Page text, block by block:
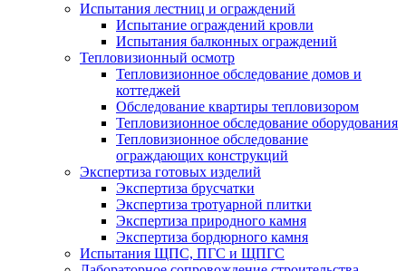
Испытания лестниц и ограждений
Испытание ограждений кровли
Испытания балконных ограждений
Тепловизионный осмотр
Тепловизионное обследование домов и
коттеджей
Обследование квартиры тепловизором
Тепловизионное обследование оборудования
Тепловизионное обследование
ограждающих конструкций
Экспертиза готовых изделий
Экспертиза брусчатки
Экспертиза тротуарной плитки
Экспертиза природного камня
Экспертиза бордюрного камня
Испытания ЩПС, ПГС и ЩПГС